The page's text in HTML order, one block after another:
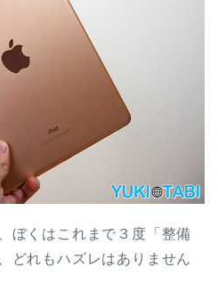
ぼくはこれまで３度「整備
どれもハズレはありません